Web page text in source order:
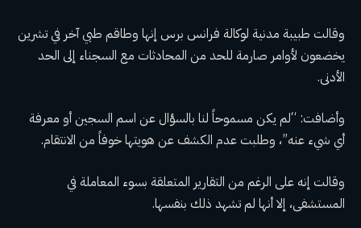
وقالت طبيبة مدنية لوكالة فرانس برس إنها وطاقم طبي آخر في تشرين
يخضعون لأوامر صارمة للحد من المحادثات مع السجناء إلى الحد
الأدنى.
وأضافت: “لم يكن مسموحاً لنا بالسؤال عن اسم السجين أو معرفة
أي شيء عنه”، وطلبت عدم الكشف عن هويتها خوفاً من الانتقام.
وقالت إنه على الرغم من التقارير المتعلقة بسوء المعاملة في
المستشفى، إلا أنها لم تشهد ذلك بنفسها.